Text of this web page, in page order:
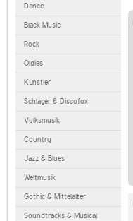
Dance
Black Music
Rock
Oldies
Künstler
Schlager & Discofox
Volksmusik
Country
Jazz & Blues
Weltmusik
Gothic & Mittelalter
Soundtracks & Musical